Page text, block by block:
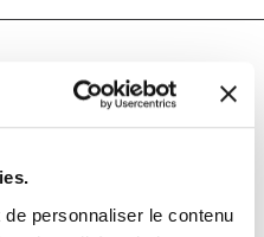
personnaliser le contenu